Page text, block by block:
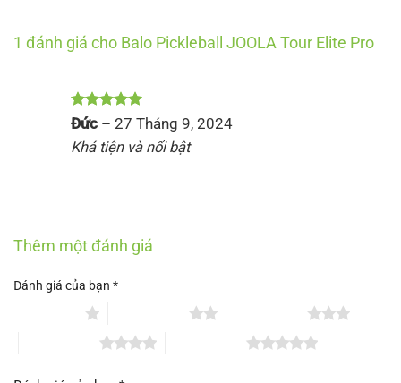
1 đánh giá cho Balo Pickleball JOOLA Tour Elite Pro
Được xếp
sao
Đức – 27 Tháng 9, 2024
Khá tiện và nổi bật
Thêm một đánh giá
Đánh giá của bạn *